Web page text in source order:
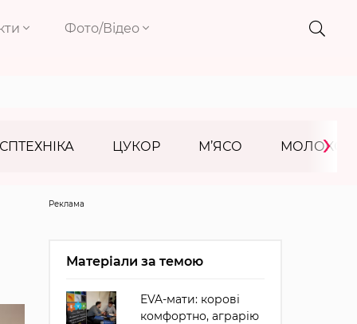
Фото/Відео
ЦУКОР М’ЯСО МОЛОКО
›
Реклама
Матеріали за темою
EVA-мати: корові
комфортно, аграрію